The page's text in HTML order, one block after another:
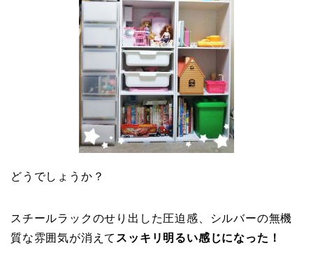
どうでしょうか？
スチールラックのせり出した圧迫感、シルバーの無機
質な雰囲気が消えて スッキリ明るい感じになった！